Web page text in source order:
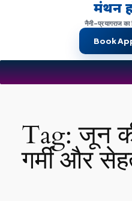
मंथन
नैनी-प्रयागराज का
Book
Tag:जून
गर्मी और